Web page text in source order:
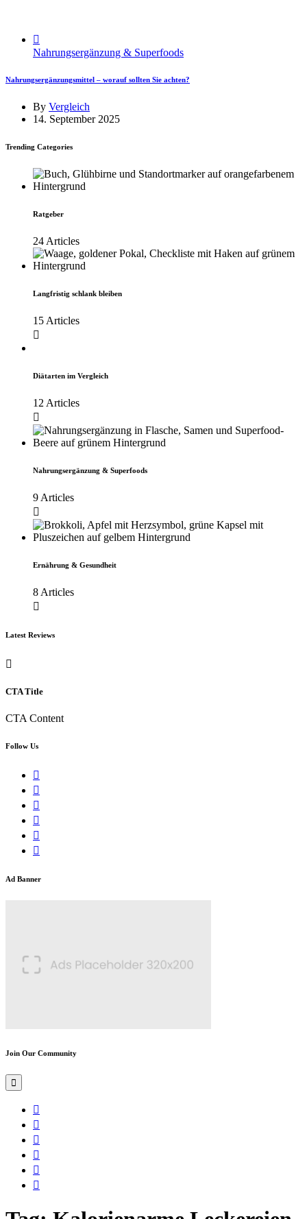
Nahrungsergänzung & Superfoods
Nahrungsergänzungsmittel – worauf sollten Sie achten?
By Vergleich
14. September 2025
Trending Categories
Ratgeber
24 Articles
Langfristig schlank bleiben
15 Articles
Diätarten im Vergleich
12 Articles
Nahrungsergänzung & Superfoods
9 Articles
Ernährung & Gesundheit
8 Articles
Latest Reviews
CTA Title
CTA Content
Follow Us
Ad Banner
Join Our Community